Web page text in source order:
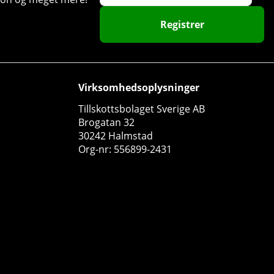
Registrer
Virksomhedsoplysninger
Tillskottsbolaget Sverige AB
Brogatan 32
30242 Halmstad
Org-nr: 556899-2431